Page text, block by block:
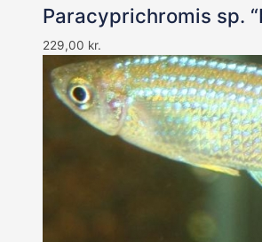
Paracyprichromis sp.
229,00 kr.